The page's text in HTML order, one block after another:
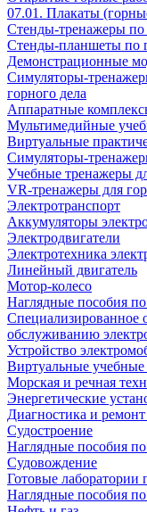
07.01. Плакаты
Стенды-тренажеры
Стенды-планшеты по
Демонстрационные
Симуляторы-
горного дела
Аппаратные
Мультимедийные
Виртуальные
Симуляторы-
Учебные тренажеры
VR-тренажеры для
Электротранспорт
Аккумуляторы
Электродвигатели
Электротехника
Линейный двигатель
Мотор-колесо
Наглядные пособия
Специализированное
обслуживанию
Устройство
Виртуальные учебные
Морская и речная
Энергетические
Диагностика и
Судостроение
Наглядные пособия
Судовождение
Готовые
Наглядные пособия